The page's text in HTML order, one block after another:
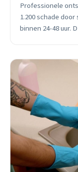
Professionele
1.200 schade
binnen 24-48 uur.